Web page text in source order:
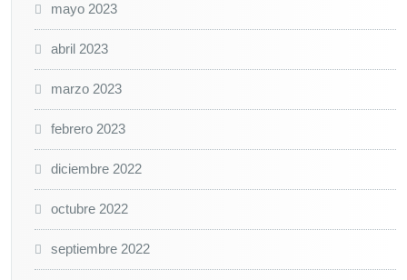
mayo 2023
abril 2023
marzo 2023
febrero 2023
diciembre 2022
octubre 2022
septiembre 2022